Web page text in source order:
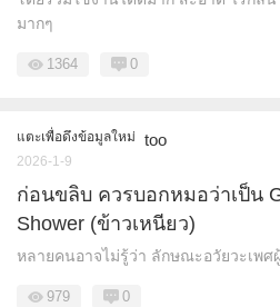
มากๆ
1364 0
แตะเพื่อดึงข้อมูลใหม่ too
2026-1-9
ก่อนขลิบ ควรบอกหมอว่าเป็น
Shower (ข้าวเหนียว)
หลายคนอาจไม่รู้ว่า ลักษณะอวัยวะเพศ
979 0